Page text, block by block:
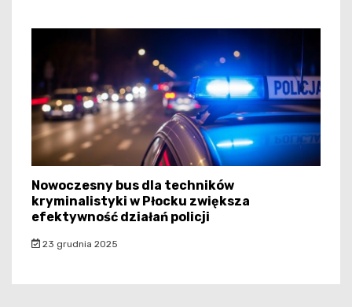
Nowoczesny bus dla techników
kryminalistyki w Płocku zwiększa
efektywność działań policji
23 grudnia 2025